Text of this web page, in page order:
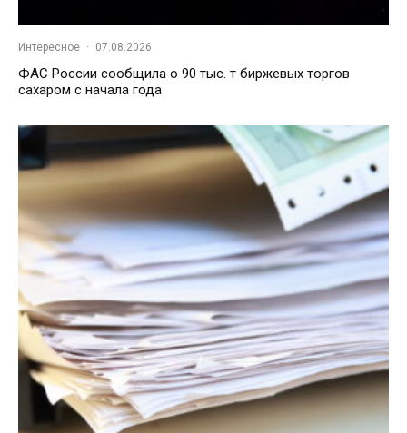
Интересное · 07.08.2026
ФАС России сообщила о 90 тыс. т биржевых торгов
сахаром с начала года